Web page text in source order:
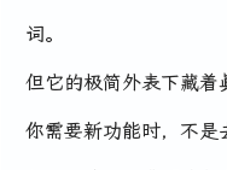
词。
但它的极简外表下藏着
你需要新功能时，不